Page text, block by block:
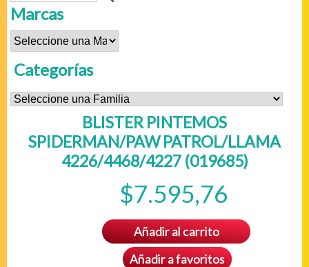
Marcas
Categorías
BLISTER PINTEMOS
SPIDERMAN/PAW PATROL/LLAMA
4226/4468/4227 (019685)
$7.595,76
Añadir al carrito
Añadir a favoritos